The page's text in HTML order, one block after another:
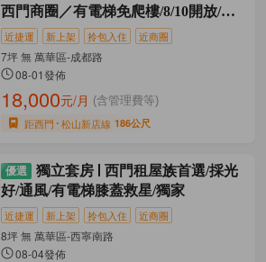
西門商圈／有電梯免爬樓/8/10開放/獨
家
近捷運 新上架 拎包入住 近商圈
7坪 無 萬華區-成都路
08-01發佈
18,000元/月 (含管理費等)
距西門 松山新店線 186公尺
獨立套房
西門租屋族首選/採光
好/通風/有電梯膝蓋救星/獨家
近捷運 新上架 拎包入住 近商圈
8坪 無 萬華區-西寧南路
08-04發佈